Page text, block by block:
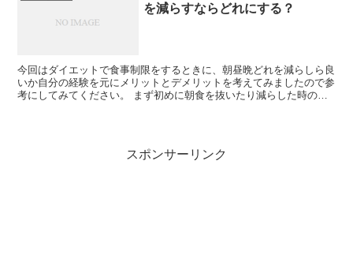
を減らすならどれにする？
今回はダイエットで食事制限をするときに、朝昼晩どれを減らしら良
いか自分の経験を元にメリットとデメリットを考えてみましたので参
考にしてみてください。 まず初めに朝食を抜いたり減らした時のメ
スポンサーリンク